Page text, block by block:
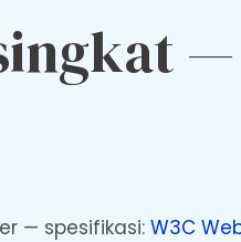
— spesifikasi: W3C